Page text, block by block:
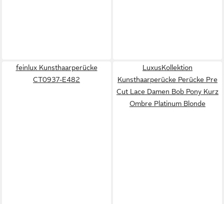
feinlux Kunsthaarperücke
CT0937-E482
LuxusKollektion
Kunsthaarperücke Perücke Pre
Cut Lace Damen Bob Pony Kurz
Ombre Platinum Blonde